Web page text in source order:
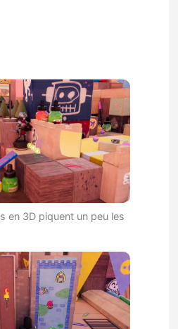
en 3D piquent un peu les